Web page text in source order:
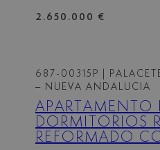
2.650.000 €
687-00315P
|
– NUEVA ANDALUCIA
APARTAMENTO
DORMITORIOS
REFORMADO